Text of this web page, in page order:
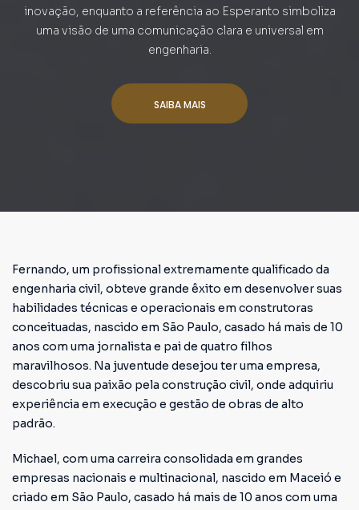
inovação, enquanto a referência ao Esperanto simboliza
uma visão de uma comunicação clara e universal em
engenharia.
SAIBA MAIS
Fernando, um profissional extremamente qualificado da
engenharia civil, obteve grande êxito em desenvolver suas
habilidades técnicas e operacionais em construtoras
conceituadas, nascido em São Paulo, casado há mais de 10
anos com uma jornalista e pai de quatro filhos
maravilhosos. Na juventude desejou ter uma empresa,
descobriu sua paixão pela construção civil, onde adquiriu
experiência em execução e gestão de obras de alto
padrão.
Michael, com uma carreira consolidada em grandes
empresas nacionais e multinacional, nascido em Maceió e
criado em São Paulo, casado há mais de 10 anos com uma